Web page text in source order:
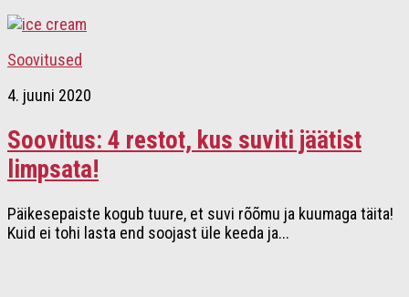
Soovitused
4. juuni 2020
Soovitus: 4 restot, kus suviti jäätist
limpsata!
Päikesepaiste kogub tuure, et suvi rõõmu ja kuumaga täita!
Kuid ei tohi lasta end soojast üle keeda ja...